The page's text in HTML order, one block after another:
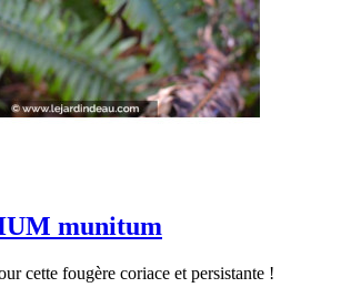
munitum
cette fougère coriace et persistante !